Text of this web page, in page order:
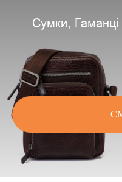
Сумки, Гаманці